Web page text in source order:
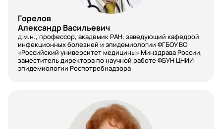
Горелов
Александр Васильевич
д.м.н., профессор, академик РАН, заведующий кафедрой
инфекционных болезней и эпидемиологии ФГБОУ ВО
«Российский университет медицины» Минздрава России,
заместитель директора по научной работе ФБУН ЦНИИ
эпидемиологии Роспотребнадзора